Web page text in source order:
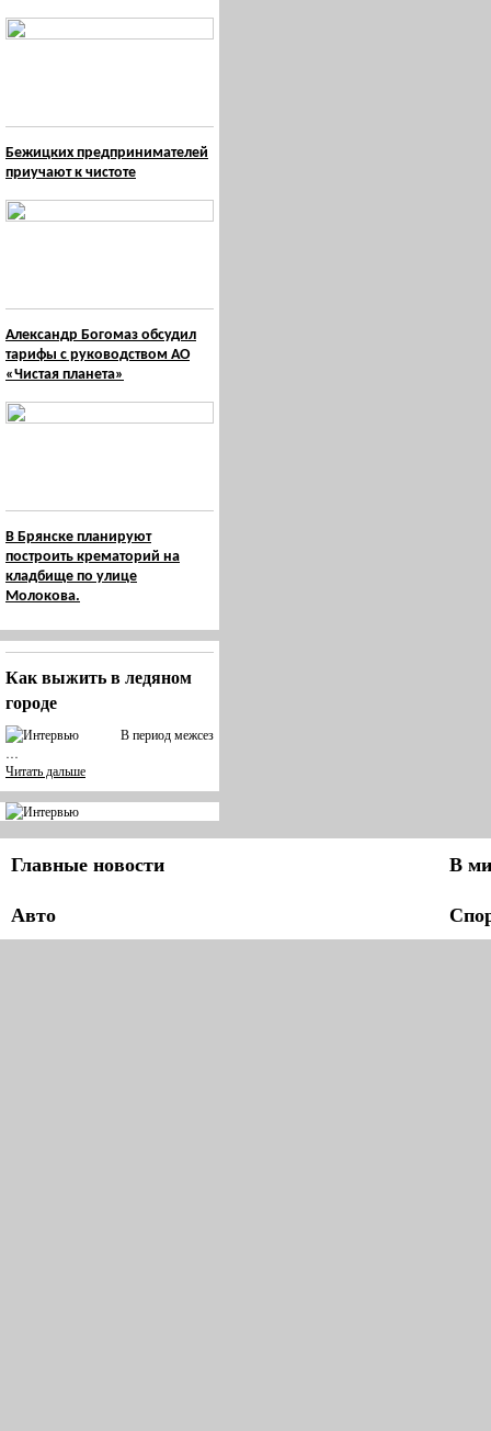
Бежицких предпринимателей
приучают к чистоте
Александр Богомаз обсудил
тарифы с руководством АО
«Чистая планета»
В Брянске планируют
построить крематорий на
кладбище по улице
Молокова.
Как выжить в ледяном
городе
В период межсез
…
Читать дальше
Главные новости
В
Авто